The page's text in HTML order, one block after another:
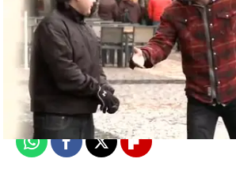
neox
Publicado: 17 de enero de 2012, 16:43
WhatsappFacebook
X Flipboard